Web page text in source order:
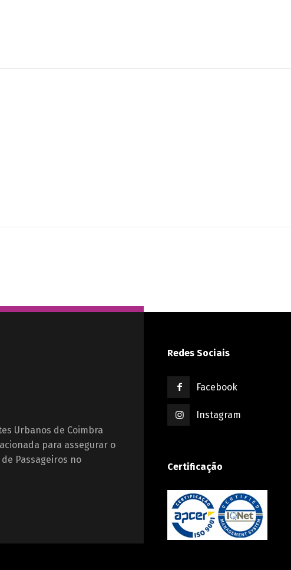
Urbanos de Coimbra
para assegurar o
Passageiros no
Redes Sociais
Facebook
Instagram
Certificação